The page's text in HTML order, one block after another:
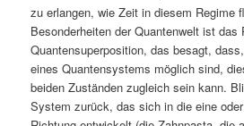
zu erlangen, wie Zeit in diesem Regime
Besonderheiten der Quantenwelt ist das
Quantensuperposition, das besagt,
eines Quantensystems möglich sind,
beiden Zuständen zugleich sein kann.
System zurück, das sich in die eine